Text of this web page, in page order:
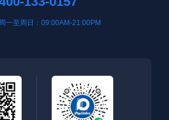
周一至周日：09:00AM-21:00PM